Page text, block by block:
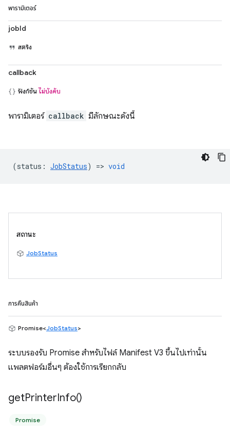
พารามิเตอร์
jobId
สตริง
callback
ฟังก์ชัน ไม่บังคับ
พารามิเตอร์ callback มีลักษณะดังนี้
(status : JobStatus) => void
สถานะ
JobStatus
การคืนสินค้า
Promise<JobStatus>
ระบบรองรับ Promise สำหรับไฟล์ Manifest V3 ขึ้นไปเท่านั้น
แพลตฟอร์มอื่นๆ ต้องใช้การเรียกกลับ
getPrinterInfo()
Promise